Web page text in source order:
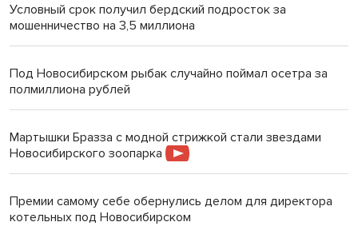
Условный срок получил бердский подросток за
мошенничество на 3,5 миллиона
Под Новосибирском рыбак случайно поймал осетра за
полмиллиона рублей
Мартышки Бразза с модной стрижкой стали звездами
Новосибирского зоопарка
Премии самому себе обернулись делом для директора
котельных под Новосибирском